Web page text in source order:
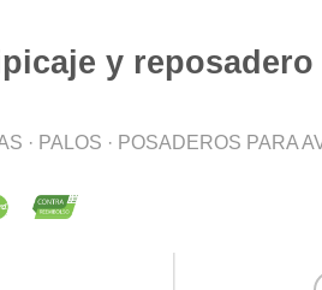
y
· PALOS · POSADEROS PARA